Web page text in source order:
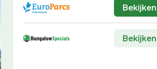
Bekijken
Bekijken